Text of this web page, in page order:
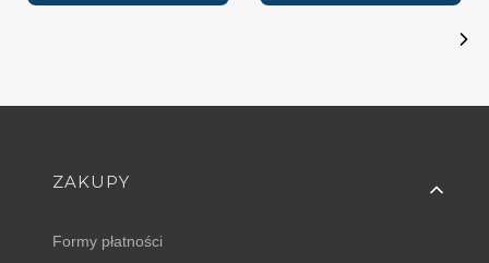
Linki w stopce
ZAKUPY
Formy płatności